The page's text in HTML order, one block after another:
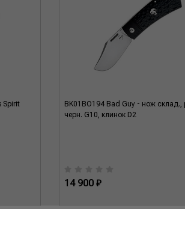
Spirit
BK01BO194 Bad Guy - нож склад.,
черн. G10, клинок D2
14 900 ₽